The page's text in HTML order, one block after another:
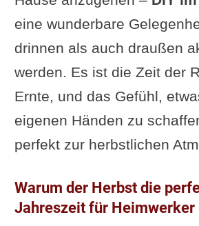
Anleitung
Praktische
Kritische
Video: Aquarell-
Blätterdruck
Kastanien- und
basteln
Anleitung
eine wunderbare
drinnen als auch draußen
werden. Es ist die Zeit der
Ernte, und das Gefühl,
eigenen Händen zu
perfekt zur herbstlichen
Warum der Herbst die
Jahreszeit für Heimwerker